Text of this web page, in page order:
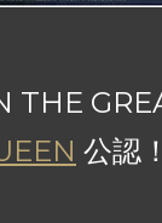
THE
公認